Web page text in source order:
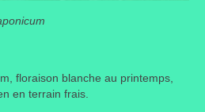
floraison blanche au printemps,
en terrain frais.